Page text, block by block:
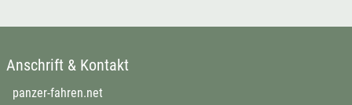
Anschrift & Kontakt
panzer-fahren.net